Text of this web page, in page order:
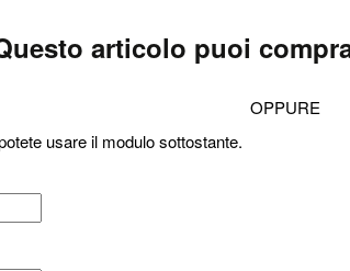
articolo puoi
OPPURE
usare il modulo sottostante.